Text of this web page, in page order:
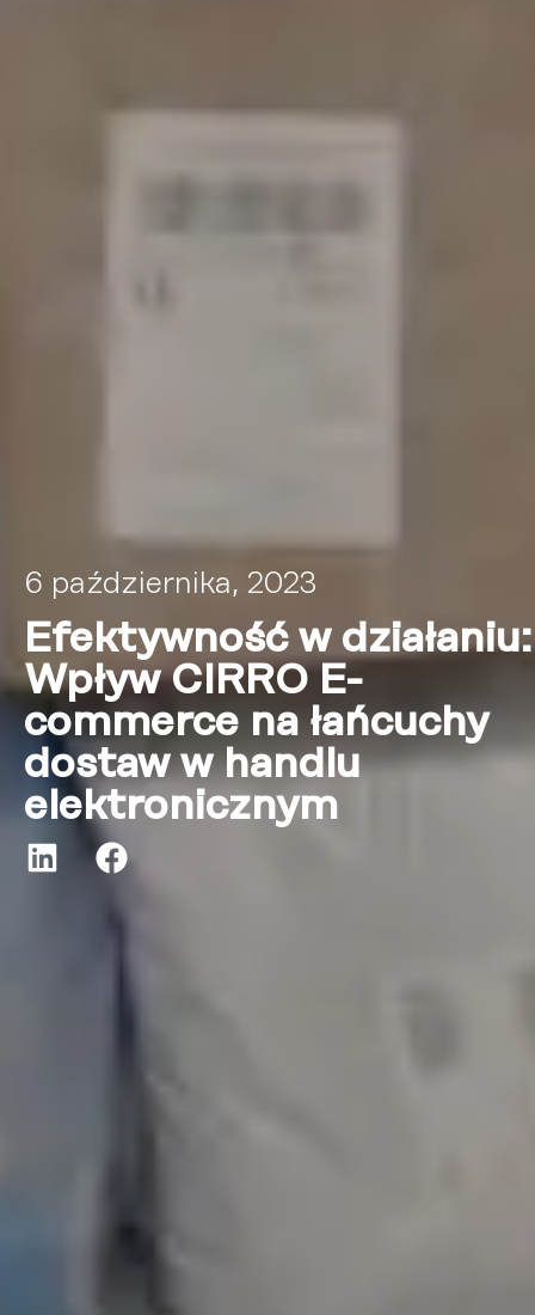
6 października, 2023
Efektywność w działaniu:
Wpływ CIRRO E-
commerce na łańcuchy
dostaw w handlu
elektronicznym